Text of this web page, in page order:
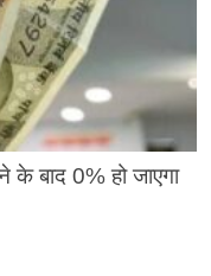
बाद 0% हो जाएगा